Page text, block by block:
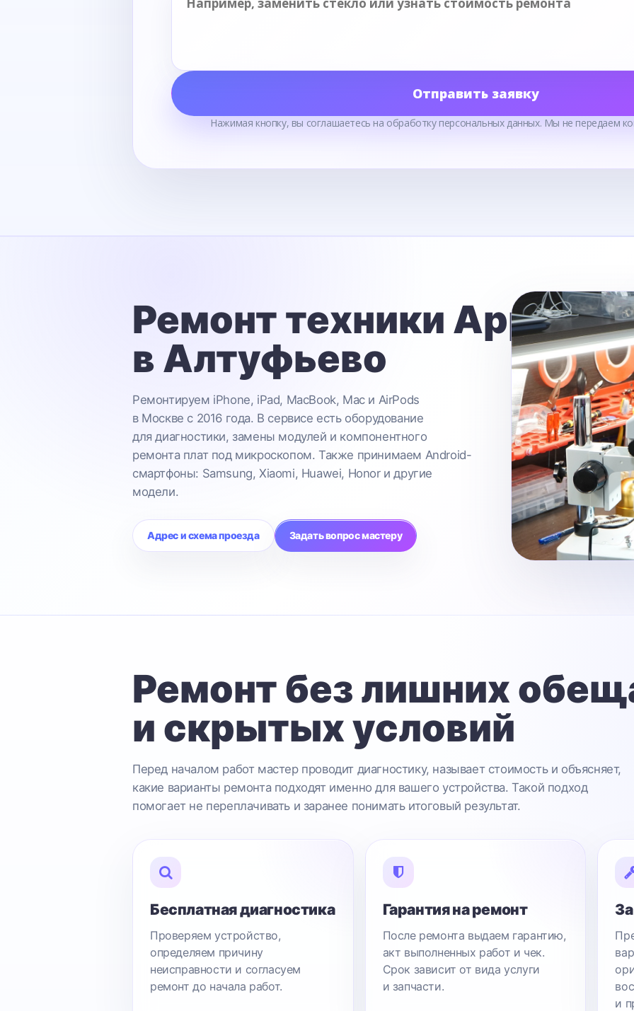
Отправить заявку
Нажимая кнопку, вы соглашаетесь на обработку персональных данных. Мы не передаем
Ремонт техники Apple
в Алтуфьево
Ремонтируем iPhone, iPad, MacBook, Mac и AirPods
в Москве с 2016 года. В сервисе есть оборудование
для диагностики, замены модулей и компонентного
ремонта плат под микроскопом. Также принимаем Android-
смартфоны: Samsung, Xiaomi, Huawei, Honor и другие
модели.
Адрес и схема проезда Задать вопрос мастеру
Ремонт без лишних
и скрытых условий
Перед началом работ мастер проводит диагностику, называет стоимость и объясняет,
какие варианты ремонта подходят именно для вашего устройства. Такой подход
помогает не переплачивать и заранее понимать итоговый результат.
Бесплатная диагностика
Проверяем устройство,
определяем причину
неисправности и согласуем
ремонт до начала работ.
Гарантия на ремонт
После ремонта выдаем гарантию,
акт выполненных работ и чек.
Срок зависит от вида услуги
и запчасти.
и